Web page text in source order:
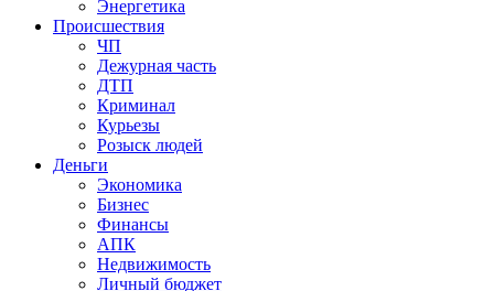
Энергетика
Происшествия
ЧП
Дежурная часть
ДТП
Криминал
Курьезы
Розыск людей
Деньги
Экономика
Бизнес
Финансы
АПК
Недвижимость
Личный бюджет